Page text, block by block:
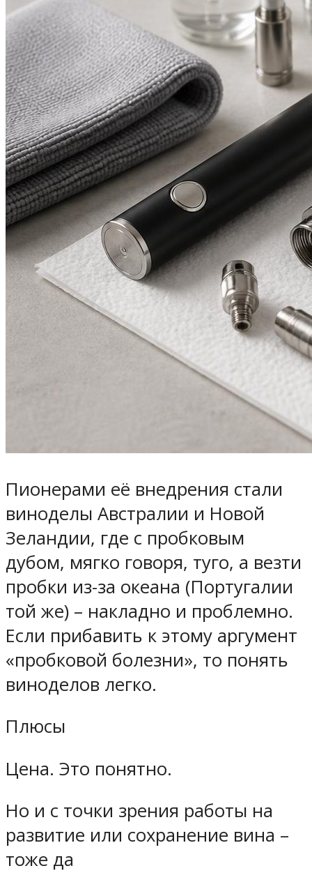
Пионерами её внедрения стали
виноделы Австралии и Новой
Зеландии, где с пробковым
дубом, мягко говоря, туго, а везти
пробки из-за океана (Португалии
той же) – накладно и проблемно.
Если прибавить к этому аргумент
«пробковой болезни», то понять
виноделов легко.
Плюсы
Цена. Это понятно.
Но и с точки зрения работы на
развитие или сохранение вина –
тоже да